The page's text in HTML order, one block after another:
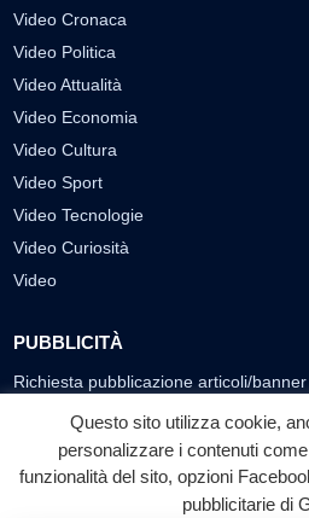
Video Cronaca
Video Politica
Video Attualità
Video Economia
Video Cultura
Video Sport
Video Tecnologie
Video Curiosità
Video
PUBBLICITÀ
Richiesta pubblicazione articoli/banner
SEGUICI SUI SOCIAL
f ◎
Questo sito utilizza cookie,
personalizzare i contenuti
funzionalità del sito, opzioni
pubblicitarie di